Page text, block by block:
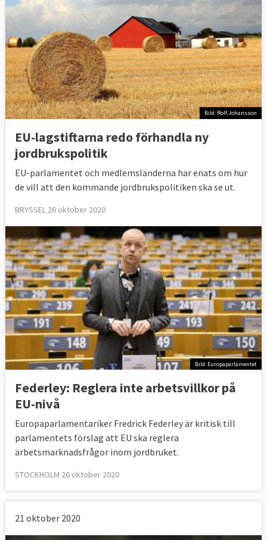
Bild: Rolf Johansson
EU-lagstiftarna redo förhandla ny
jordbrukspolitik
EU-parlamentet och medlemsländerna har enats om hur
de vill att den kommande jordbrukspolitiken ska se ut.
BRYSSEL 26 oktober 2020
Bild: Europaparlamentet
Federley: Reglera inte arbetsvillkor på
EU-nivå
Europaparlamentariker Fredrick Federley är kritisk till
parlamentets förslag att EU ska reglera
arbetsmarknadsfrågor inom jordbruket.
STOCKHOLM 26 oktober 2020
21 oktober 2020